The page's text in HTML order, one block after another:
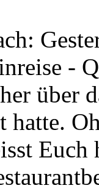
-
über